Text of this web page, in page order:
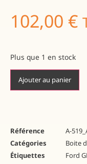
102,00 €
Plus que 1 en stock
Ajouter au panier
Référence
A-
Catégories
Boite
Étiquettes
Ford